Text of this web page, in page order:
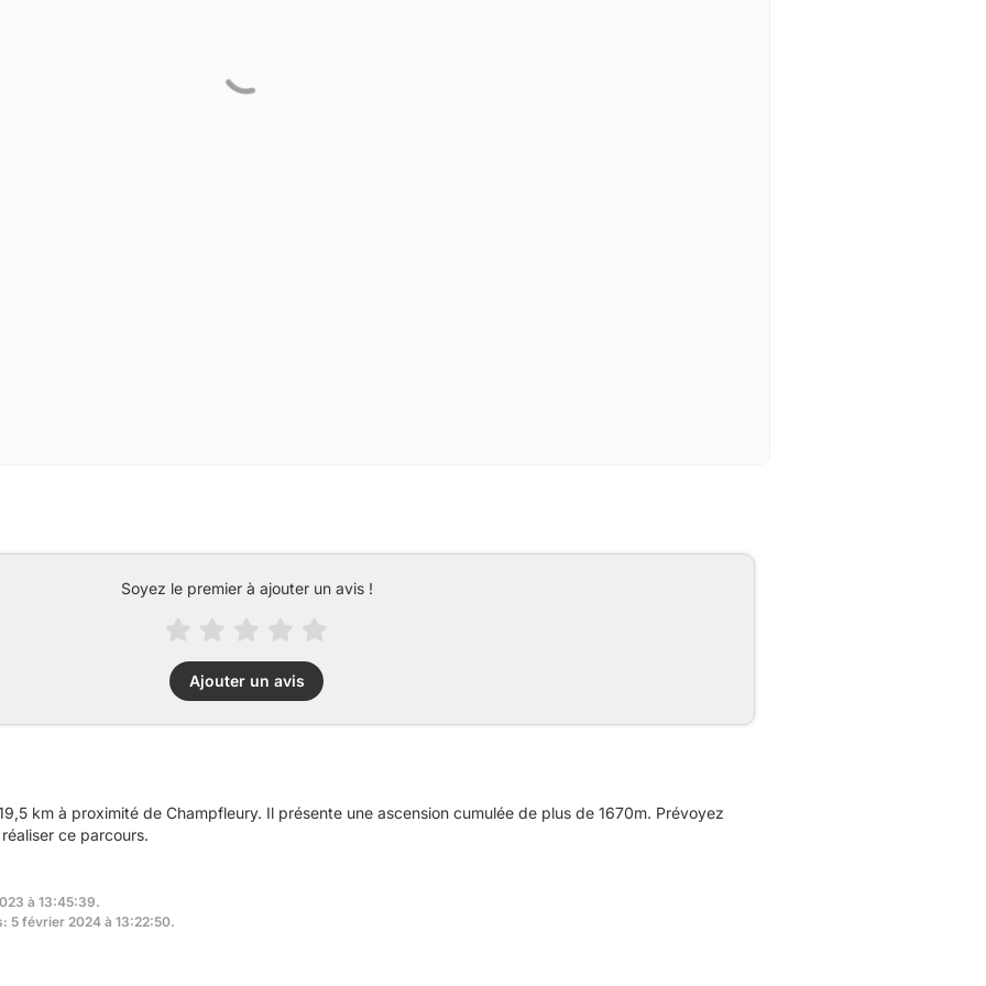
Soyez le premier à ajouter un avis !
Ajouter un avis
km à proximité de Champfleury. Il présente une ascension cumulée de plus de 1670m. Prévoyez
ce parcours.
à 13:45:39.
5 février 2024 à 13:22:50.